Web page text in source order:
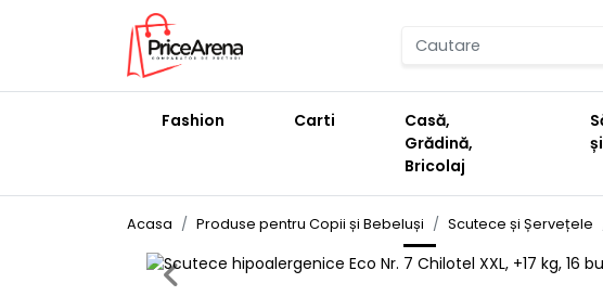
Fashion Carti
Casă,
Grădină,
Bricolaj
Acasa Produse pentru Copii și Bebeluși Scutece și Șervețele
Previous